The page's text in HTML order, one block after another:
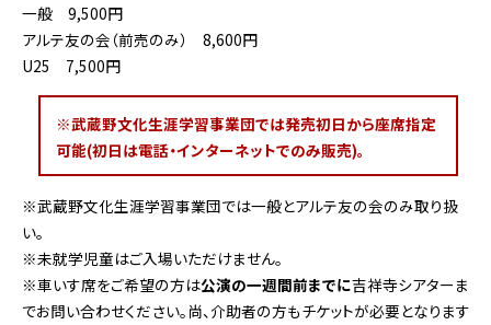
一般 9,500円
アルテ友の会（前売のみ） 8,600円
U25 7,500円
※武蔵野文化生涯学習事業団では発売初日から座席指定
可能(初日は電話・インターネットでのみ販売)。
※武蔵野文化生涯学習事業団では一般とアルテ友の会のみ取り扱
い。
※未就学児童はご入場いただけません。
※車いす席をご希望の方は公演の一週間前までに吉祥寺シアターま
でお問い合わせください。尚、介助者の方もチケットが必要となります